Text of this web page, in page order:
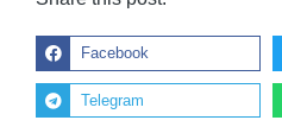
Facebook
Telegram